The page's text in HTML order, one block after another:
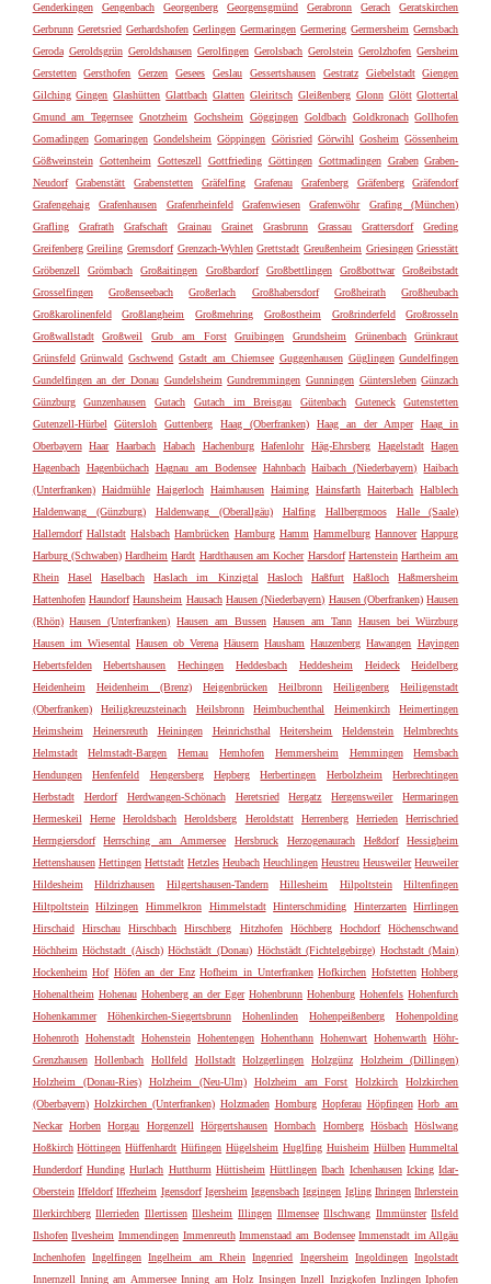
Genderkingen
Gengenbach Georgenberg Georgensgmünd Gerabronn Gerach
Geratskirchen
Gerbrunn Geretsried Gerhardshofen Gerlingen Germaringen Germering Germersheim Gernsbach
Geroda Geroldsgrün Geroldshausen Gerolfingen Gerolsbach Gerolstein Gerolzhofen Gersheim
Gerstetten
Gersthofen Gerzen Gesees Geslau Gessertshausen Gestratz Giebelstadt
Giengen
Gilching Gingen Glashütten Glattbach Glatten Gleiritsch Gleißenberg Glonn Glött Glottertal
Gmund am Tegernsee Gnotzheim Gochsheim Göggingen Goldbach Goldkronach Gollhofen
Gomadingen Gomaringen Gondelsheim Göppingen Görisried Görwihl Gosheim Gössenheim
Gößweinstein Gottenheim Gotteszell Gottfrieding Göttingen Gottmadingen Graben Graben-
Neudorf
Grabenstätt Grabenstetten Gräfelfing Grafenau Grafenberg Gräfenberg
Gräfendorf
Grafengehaig
Grafenhausen Grafenrheinfeld Grafenwiesen Grafenwöhr
Grafing (München)
Grafling
Grafrath Grafschaft Grainau Grainet Grasbrunn Grassau Grattersdorf
Greding
Greifenberg Greiling Gremsdorf Grenzach-Wyhlen Grettstadt Greußenheim Griesingen Griesstätt
Gröbenzell
Grömbach Großaitingen Großbardorf Großbettlingen Großbottwar
Großeibstadt
Grosselfingen
Großenseebach Großerlach Großhabersdorf Großheirath
Großheubach
Großkarolinenfeld
Großlangheim Großmehring Großostheim Großrinderfeld
Großrosseln
Großwallstadt
Großweil Grub am Forst Gruibingen Grundsheim Grünenbach
Grünkraut
Grünsfeld Grünwald Gschwend Gstadt am Chiemsee Guggenhausen Güglingen Gundelfingen
Gundelfingen an der Donau Gundelsheim Gundremmingen Gunningen Güntersleben Günzach
Günzburg
Gunzenhausen Gutach Gutach im Breisgau Gütenbach Guteneck
Gutenstetten
Gutenzell-Hürbel
Gütersloh Guttenberg Haag (Oberfranken) Haag an der Amper
Haag in
Oberbayern
Haar Haarbach Habach Hachenburg Hafenlohr Häg-Ehrsberg Hagelstadt
Hagen
Hagenbach Hagenbüchach Hagnau am Bodensee Hahnbach Haibach (Niederbayern) Haibach
(Unterfranken) Haidmühle Haigerloch Haimhausen Haiming Hainsfarth Haiterbach Halblech
Haldenwang (Günzburg)
Haldenwang (Oberallgäu) Halfing Hallbergmoos
Halle (Saale)
Hallerndorf Hallstadt Halsbach Hambrücken Hamburg Hamm Hammelburg Hannover Happurg
Harburg (Schwaben) Hardheim Hardt Hardthausen am Kocher Harsdorf Hartenstein Hartheim am
Rhein
Hasel Haselbach Haslach im Kinzigtal Hasloch Haßfurt Haßloch
Haßmersheim
Hattenhofen Haundorf Haunsheim Hausach Hausen (Niederbayern) Hausen (Oberfranken) Hausen
(Rhön) Hausen (Unterfranken) Hausen am Bussen Hausen am Tann Hausen bei Würzburg
Hausen im Wiesental Hausen ob Verena Häusern Hausham Hauzenberg Hawangen Hayingen
Hebertsfelden
Hebertshausen Hechingen Heddesbach Heddesheim Heideck
Heidelberg
Heidenheim
Heidenheim (Brenz) Heigenbrücken Heilbronn Heiligenberg
Heiligenstadt
(Oberfranken)
Heiligkreuzsteinach Heilsbronn Heimbuchenthal Heimenkirch
Heimertingen
Heimsheim
Heinersreuth Heiningen Heinrichsthal Heitersheim Heldenstein
Helmbrechts
Helmstadt
Helmstadt-Bargen Hemau Hemhofen Hemmersheim Hemmingen
Hemsbach
Hendungen
Henfenfeld Hengersberg Hepberg Herbertingen Herbolzheim
Herbrechtingen
Herbstadt
Herdorf Herdwangen-Schönach Heretsried Hergatz Hergensweiler
Hermaringen
Hermeskeil
Herne Heroldsbach Heroldsberg Heroldstatt Herrenberg Herrieden
Herrischried
Herrngiersdorf
Herrsching am Ammersee Hersbruck Herzogenaurach Heßdorf
Hessigheim
Hettenshausen Hettingen Hettstadt Hetzles Heubach Heuchlingen Heustreu Heusweiler Heuweiler
Hildesheim
Hildrizhausen Hilgertshausen-Tandern Hillesheim Hilpoltstein
Hiltenfingen
Hiltpoltstein
Hilzingen Himmelkron Himmelstadt Hinterschmiding Hinterzarten
Hirrlingen
Hirschaid
Hirschau Hirschbach Hirschberg Hitzhofen Höchberg Hochdorf
Höchenschwand
Höchheim Höchstadt (Aisch) Höchstädt (Donau) Höchstädt (Fichtelgebirge) Hochstadt (Main)
Hockenheim Hof Höfen an der Enz Hofheim in Unterfranken Hofkirchen Hofstetten Hohberg
Hohenaltheim Hohenau Hohenberg an der Eger Hohenbrunn Hohenburg Hohenfels Hohenfurch
Hohenkammer
Höhenkirchen-Siegertsbrunn Hohenlinden Hohenpeißenberg
Hohenpolding
Hohenroth Hohenstadt Hohenstein Hohentengen Hohenthann Hohenwart Hohenwarth Höhr-
Grenzhausen
Hollenbach Hollfeld Hollstadt Holzgerlingen Holzgünz
Holzheim (Dillingen)
Holzheim (Donau-Ries)
Holzheim (Neu-Ulm) Holzheim am Forst Holzkirch
Holzkirchen
(Oberbayern) Holzkirchen (Unterfranken) Holzmaden Homburg Hopferau Höpfingen Horb am
Neckar Horben Horgau Horgenzell Hörgertshausen Hornbach Hornberg Hösbach Höslwang
Hoßkirch Höttingen Hüffenhardt Hüfingen Hügelsheim Huglfing Huisheim Hülben Hummeltal
Hunderdorf Hunding Hurlach Hutthurm Hüttisheim Hüttlingen Ibach Ichenhausen Icking Idar-
Oberstein Iffeldorf Iffezheim Igensdorf Igersheim Iggensbach Iggingen Igling Ihringen Ihrlerstein
Illerkirchberg Illerrieden Illertissen Illesheim Illingen Illmensee Illschwang Ilmmünster Ilsfeld
Ilshofen Ilvesheim Immendingen Immenreuth Immenstaad am Bodensee Immenstadt im Allgäu
Inchenhofen Ingelfingen Ingelheim am Rhein Ingenried Ingersheim Ingoldingen Ingolstadt
Innernzell Inning am Ammersee Inning am Holz Insingen Inzell Inzigkofen Inzlingen Iphofen